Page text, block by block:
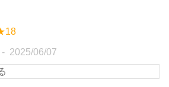
2025/06/07